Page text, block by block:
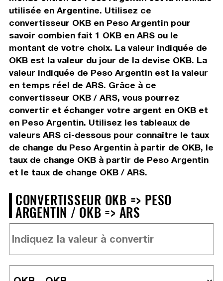
utilisée en Argentine. Utilisez ce
convertisseur OKB en Peso Argentin pour
savoir combien fait 1 OKB en ARS ou le
montant de votre choix. La valeur indiquée de
OKB est la valeur du jour de la devise OKB. La
valeur indiquée de Peso Argentin est la valeur
en temps réel de ARS. Grâce à ce
convertisseur OKB / ARS, vous pourrez
convertir et échanger votre argent en OKB et
en Peso Argentin. Utilisez les tableaux de
valeurs ARS ci-dessous pour connaître le taux
de change du Peso Argentin à partir de OKB, le
taux de change OKB à partir de Peso Argentin
et le taux de change OKB / ARS.
CONVERTISSEUR OKB => PESO
ARGENTIN / OKB => ARS